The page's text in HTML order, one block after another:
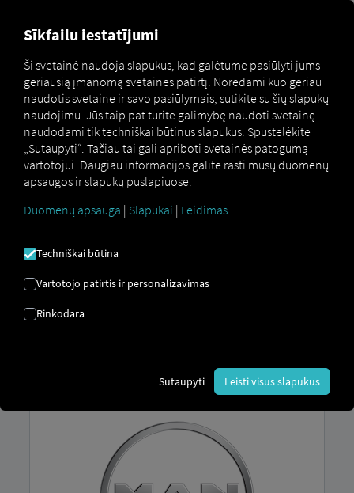
Marketplace Connectors Man Connect How to
MAN
SUNKVEŽIMIO
ĮLAIPINIMAS
Žingsnis po žingsnio instrukcijos,
kaip aprūpinti savo transporto
Sīkfailu iestatījumi
Ši svetainė naudoja slapukus, kad galėtume pasiūlyti jums
geriausią įmanomą svetainės patirtį. Norėdami kuo geriau
naudotis svetaine ir savo pasiūlymais, sutikite su šių slapukų
naudojimu. Jūs taip pat turite galimybę naudoti svetainę
naudodami tik techniškai būtinus slapukus. Spustelėkite
„Sutaupyti“. Tačiau tai gali apriboti svetainės patogumą
vartotojui. Daugiau informacijos galite rasti mūsų duomenų
apsaugos ir slapukų puslapiuose.
Duomenų apsauga | Slapukai | Leidimas
Techniškai būtina
Vartotojo patirtis ir personalizavimas
Rinkodara
Sutaupyti Leisti visus slapukus